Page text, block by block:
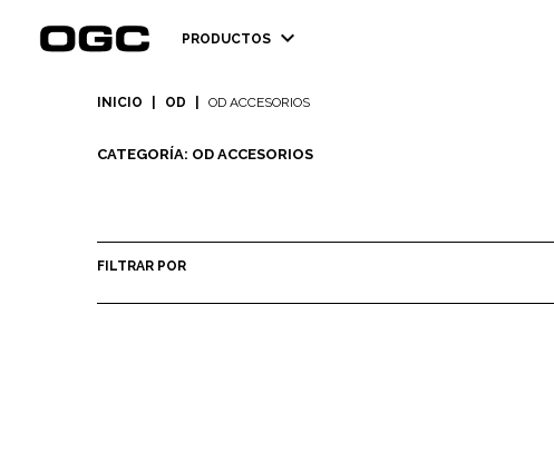
PRODUCTOS expand_more
INICIO OD OD ACCESORIOS
CATEGORÍA: OD ACCESORIOS
FILTRAR POR